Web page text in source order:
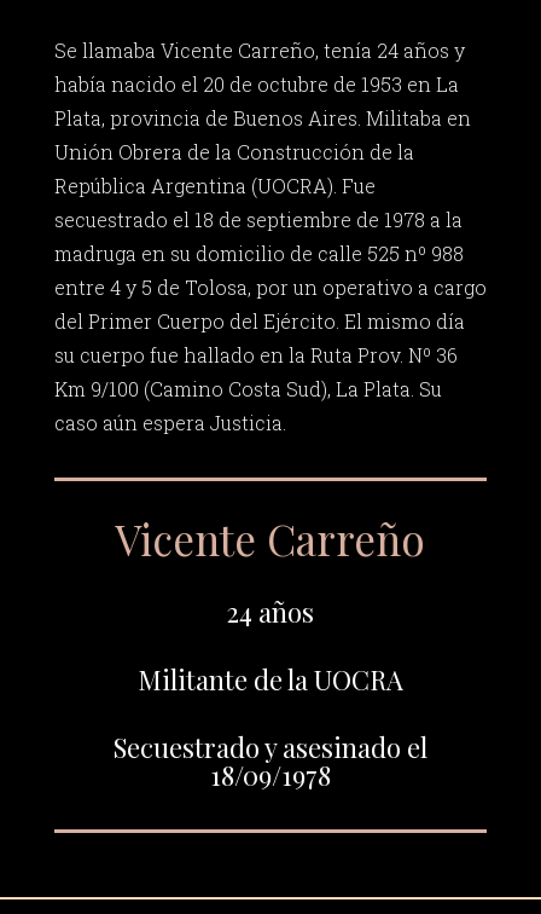
Se llamaba Vicente Carreño, tenía 24 años y
había nacido el 20 de octubre de 1953 en La
Plata, provincia de Buenos Aires. Militaba en
Unión Obrera de la Construcción de la
República Argentina (UOCRA). Fue
secuestrado el 18 de septiembre de 1978 a la
madruga en su domicilio de calle 525 nº 988
entre 4 y 5 de Tolosa, por un operativo a cargo
del Primer Cuerpo del Ejército. El mismo día
su cuerpo fue hallado en la Ruta Prov. Nº 36
Km 9/100 (Camino Costa Sud), La Plata. Su
caso aún espera Justicia.
Vicente Carreño
24 años
Militante de la UOCRA
Secuestrado y asesinado el
18/09/1978